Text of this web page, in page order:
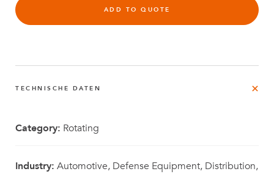
ADD TO QUOTE
TECHNISCHE DATEN
Category: Rotating
Industry: Automotive, Defense Equipment, Distribution,